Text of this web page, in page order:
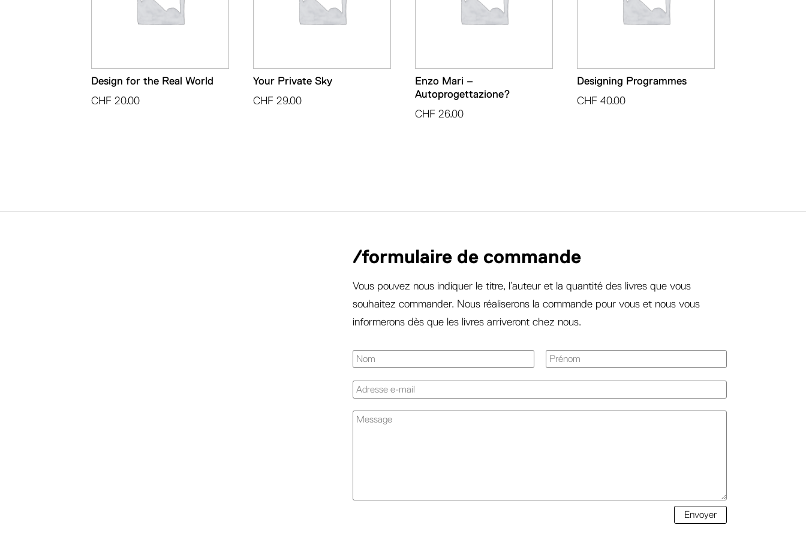
Design for the Real World
CHF 20.00
Your Private Sky
CHF 29.00
Enzo Mari –
Autoprogettazione?
CHF 26.00
Designing Programmes
CHF 40.00
/formulaire de commande
Vous pouvez nous indiquer le titre, l’auteur et la quantité des livres que vous
souhaitez commander. Nous réaliserons la commande pour vous et nous vous
informerons dès que les livres arriveront chez nous.
Envoyer